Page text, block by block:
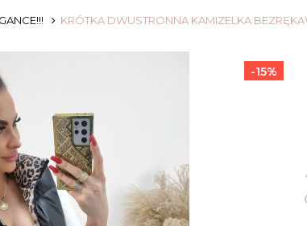
KRÓTKA DWUSTRONNA KAMIZELKA
-15%